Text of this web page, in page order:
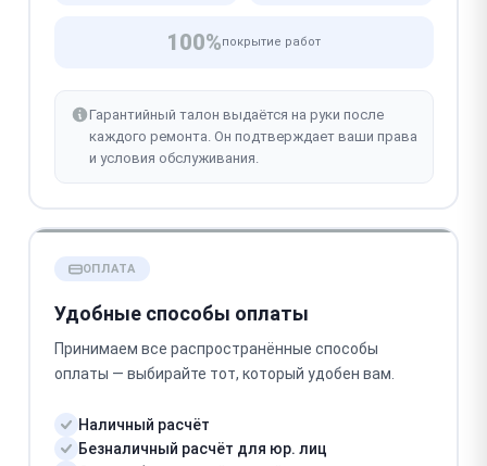
100%покрытие работ
Гарантийный талон выдаётся на руки после
каждого ремонта. Он подтверждает ваши права
и условия обслуживания.
ОПЛАТА
Удобные способы оплаты
Принимаем все распространённые способы
оплаты — выбирайте тот, который удобен вам.
Наличный расчёт
Безналичный расчёт для юр. лиц